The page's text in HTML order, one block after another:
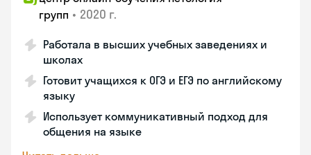
групп • 2020 г.
Работала в высших учебных заведениях и
школах
Готовит учащихся к ОГЭ и ЕГЭ по английскому
языку
Использует коммуникативный подход для
общения на языке